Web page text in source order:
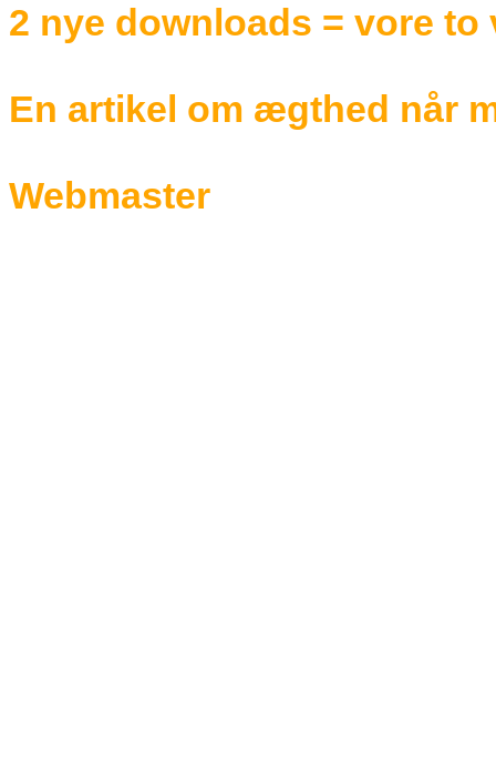
2 nye downloads = vore
En artikel om ægthed når
Webmaster